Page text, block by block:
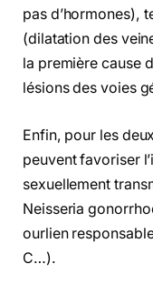
pas d’hormones),
(dilatation des
la première cause
lésions des voies
Enfin, pour les
peuvent favoriser
sexuellement
Neisseria
ourlien
C…).